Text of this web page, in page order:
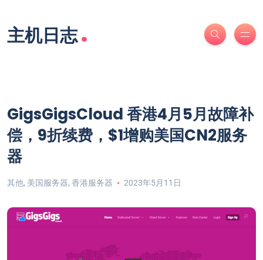
主机日志.
GigsGigsCloud 香港4月5月故障补
偿，9折续费，$1增购美国CN2服务
器
其他, 美国服务器, 香港服务器 2023年5月11日